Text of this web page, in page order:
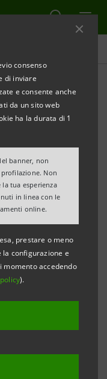
consenso
di inviare
e consente anche
da un sito web
ha la durata di 1
banner, non
Non
tua esperienza
in linea con le
online.
prestare o meno
la configurazione e
momento accedendo
).
per l'economia
Ellen
l’unico partner
grazie al
tre anni
Banca è favorire
il futuro”
per
nel lungo
rinnova il
Ellen MacArthur